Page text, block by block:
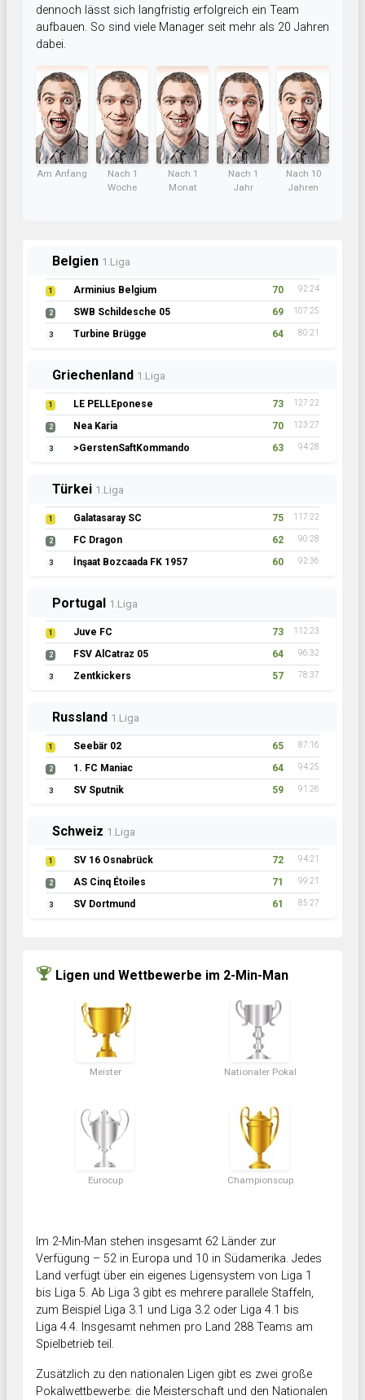
dennoch lässt sich langfristig erfolgreich ein Team
aufbauen. So sind viele Manager seit mehr als 20 Jahren
dabei.
Am Anfang
Nach 1
Woche
Nach 1
Monat
Nach 1
Jahr
Nach 10
Jahren
Belgien 1.Liga
1 Arminius Belgium 70 92:24
2 SWB Schildesche 05 69 107:25
3 Turbine Brügge 64 80:21
Griechenland 1.Liga
1 LE PELLEponese 73 127:22
2 Nea Karia 70 123:27
3 >GerstenSaftKommando 63 94:28
Türkei 1.Liga
1 Galatasaray SC 75 117:22
2 FC Dragon 62 90:28
3 İnşaat Bozcaada FK 1957 60 92:36
Portugal 1.Liga
1 Juve FC 73 112:23
2 FSV AlCatraz 05 64 96:32
3 Zentkickers 57 78:37
Russland 1.Liga
1 Seebär 02 65 87:16
2 1. FC Maniac 64 94:25
3 SV Sputnik 59 91:26
Schweiz 1.Liga
1 SV 16 Osnabrück 72 94:21
2 AS Cinq Étoiles 71 99:21
3 SV Dortmund 61 85:27
Ligen und Wettbewerbe im 2-Min-Man
Meister Nationaler Pokal
Eurocup Championscup
Im 2-Min-Man stehen insgesamt 62 Länder zur
Verfügung – 52 in Europa und 10 in Südamerika. Jedes
Land verfügt über ein eigenes Ligensystem von Liga 1
bis Liga 5. Ab Liga 3 gibt es mehrere parallele Staffeln,
zum Beispiel Liga 3.1 und Liga 3.2 oder Liga 4.1 bis
Liga 4.4. Insgesamt nehmen pro Land 288 Teams am
Spielbetrieb teil.
Zusätzlich zu den nationalen Ligen gibt es zwei große
Pokalwettbewerbe: die Meisterschaft und den Nationalen